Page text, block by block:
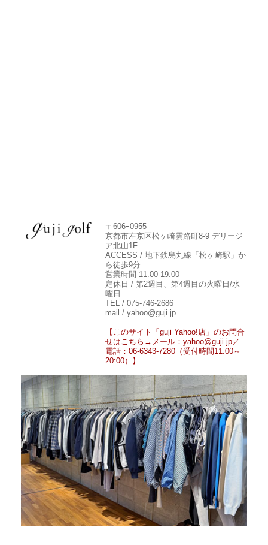
〒606ｰ0955
京都市左京区松ヶ崎雲路町8-9 デリージ
ア北山1F
ACCESS / 地下鉄烏丸線「松ヶ崎駅」か
ら徒歩9分
営業時間 11:00-19:00
定休日 / 第2週目、第4週目の火曜日/水
曜日
TEL / 075-746-2686
mail / yahoo@guji.jp
【このサイト「guji Yahoo!店」のお問合
せはこちら→メール：yahoo@guji.jp／
電話：06-6343-7280（受付時間11:00～
20:00）】